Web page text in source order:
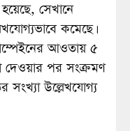
সেখানে
কমেছে।
আওতায় ৫
দেওয়ার পর সংক্রমণ
সংখ্যা উল্লেখযোগ্য